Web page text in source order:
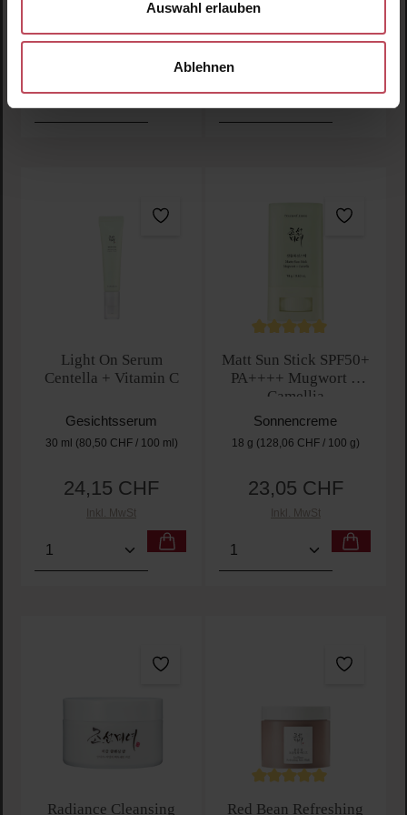
Auswahl erlauben
Ablehnen
Regulärer Preis:
31,85 CHF
Produkt Anzahl: Gib den gewünschten Wert ein
Regulärer Preis:
26,35 CHF
Produkt Anzahl: Gib den
Light On Serum
Centella + Vitamin C
Gesichtsserum
30 ml (80,50 CHF / 100 ml)
Regulärer Preis:
24,15 CHF
Inkl. MwSt
Produkt Anzahl: Gib den gewünschten Wert ein
Matt Sun Stick SPF50+
PA++++ Mugwort +
Camellia
Sonnencreme
18 g (128,06 CHF / 100 g)
Regulärer Preis:
23,05 CHF
Inkl. MwSt
Produkt Anzahl: Gib
Radiance Cleansing Red Bean Refreshing